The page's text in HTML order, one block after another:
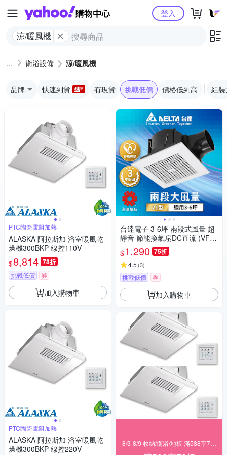
Yahoo購物中心
涼/暖風機
登入
衛浴設備 涼/暖風機
品牌 快速到貨 有現貨 挑戰低價 價格低到高 組
PTC陶瓷電阻加熱
ALASKA 阿拉斯加 浴室暖風乾
燥機300BKP-線控110V
$8,814 78折
挑戰低價 券
加入購物車
PTC陶瓷電阻加熱
ALASKA 阿拉斯加 浴室暖風乾
燥機300BKP-線控220V
台達電子 3-6坪 兩段式風量 超
靜音 節能換氣扇DC直流 (VFB2
1AXT3)
$1,290 75折
4.5 (3)
挑戰低價 券
加入購物車